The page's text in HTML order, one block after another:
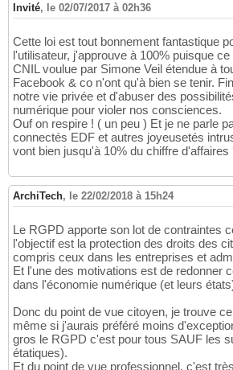
Invité, le 02/07/2017 à 02h36
Cette loi est tout bonnement fantastique
l'utilisateur, j'approuve à 100% puisque
CNIL voulue par Simone Veil étendue à
Facebook & co n'ont qu'à bien se tenir.
notre vie privée et d'abuser des
numérique pour violer nos consciences.
Ouf on respire ! ( un peu ) Et je ne parle
connectés EDF et autres joyeusetés
vont bien jusqu'à 10% du chiffre d'affaires
ArchiTech, le 22/02/2018 à 15h24
Le RGPD apporte son lot de contraintes
l'objectif est la protection des droits des
compris ceux dans les entreprises et
Et l'une des motivations est de redonner
dans l'économie numérique (et leurs
Donc du point de vue citoyen, je trouve
même si j'aurais préféré moins
gros le RGPD c'est pour tous SAUF les
étatiques).
Et du point de vue professionnel, c'est